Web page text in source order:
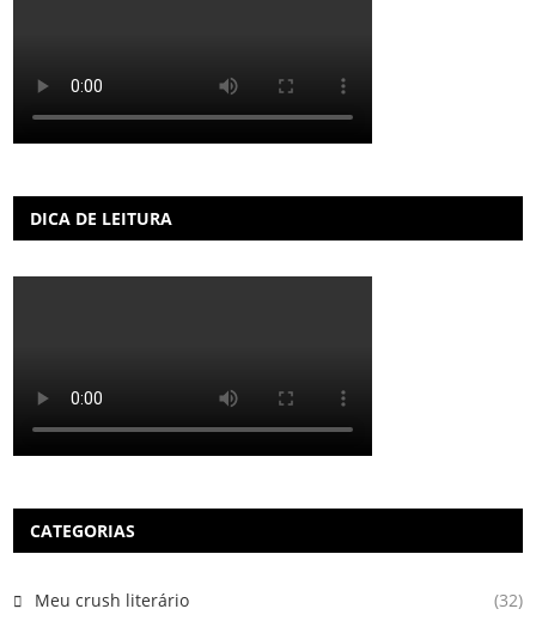
DICA DE LEITURA
CATEGORIAS
Meu crush literário (32)